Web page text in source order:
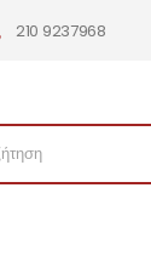
210 9237968